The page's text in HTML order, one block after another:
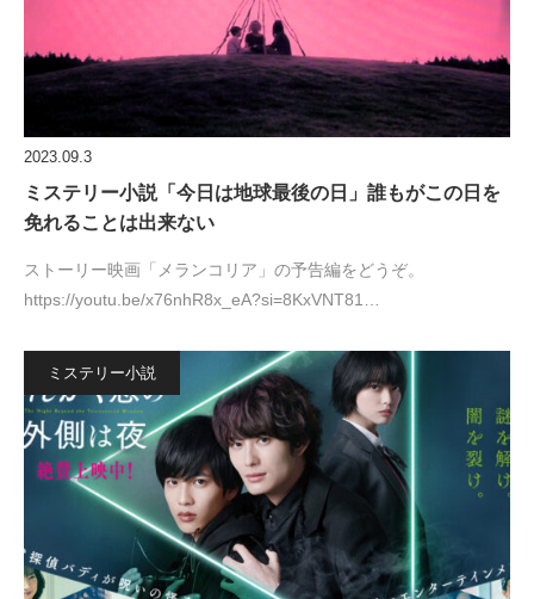
2023.09.3
ミステリー小説「今日は地球最後の日」誰もがこの日を
免れることは出来ない
ストーリー映画「メランコリア」の予告編をどうぞ。
https://youtu.be/x76nhR8x_eA?si=8KxVNT81…
ミステリー小説